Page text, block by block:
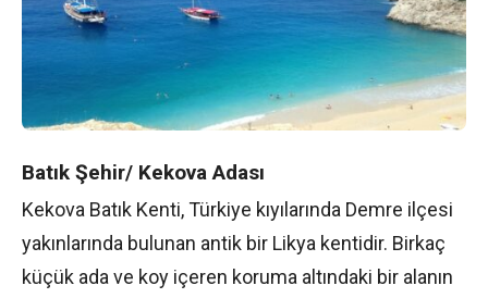
Batık Şehir/ Kekova Adası
Kekova Batık Kenti, Türkiye kıyılarında Demre ilçesi
yakınlarında bulunan antik bir Likya kentidir. Birkaç
küçük ada ve koy içeren koruma altındaki bir alanın